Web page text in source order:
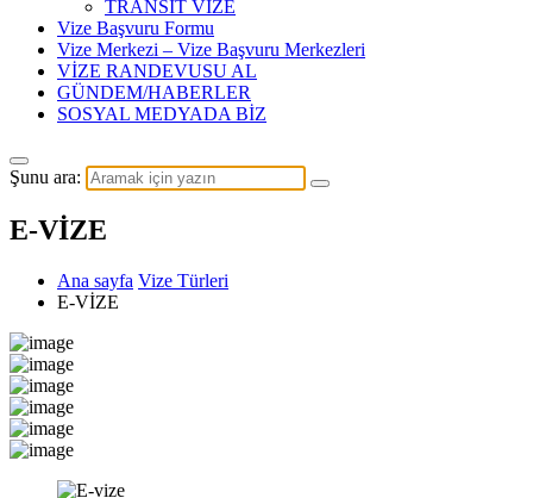
TRANSİT VİZE
Vize Başvuru Formu
Vize Merkezi – Vize Başvuru Merkezleri
VİZE RANDEVUSU AL
GÜNDEM/HABERLER
SOSYAL MEDYADA BİZ
Şunu ara:
E-VİZE
Ana sayfa Vize Türleri
E-VİZE